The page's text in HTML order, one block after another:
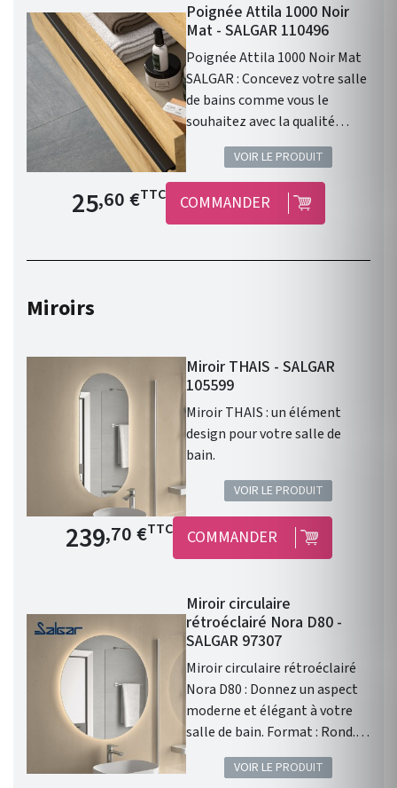
Poignée Attila 1000 Noir
Mat - SALGAR 110496
Poignée Attila 1000 Noir Mat
SALGAR : Concevez votre salle
de bains comme vous le
souhaitez avec la qualité
Salgar !
VOIR LE PRODUIT
Prix de base
25,60 €TTC COMMANDER
Miroirs
Miroir THAIS - SALGAR
105599
Miroir THAIS : un élément
design pour votre salle de
bain.
VOIR LE PRODUIT
Prix de base
239,70 €TTC COMMANDER
Miroir circulaire
rétroéclairé Nora D80 -
SALGAR 97307
Miroir circulaire rétroéclairé
Nora D80 : Donnez un aspect
moderne et élégant à votre
salle de bain. Format : Rond.
Diamètre : 800mm. Épaisseur :
28mm. Éclairage : Led faible VOIR LE PRODUIT